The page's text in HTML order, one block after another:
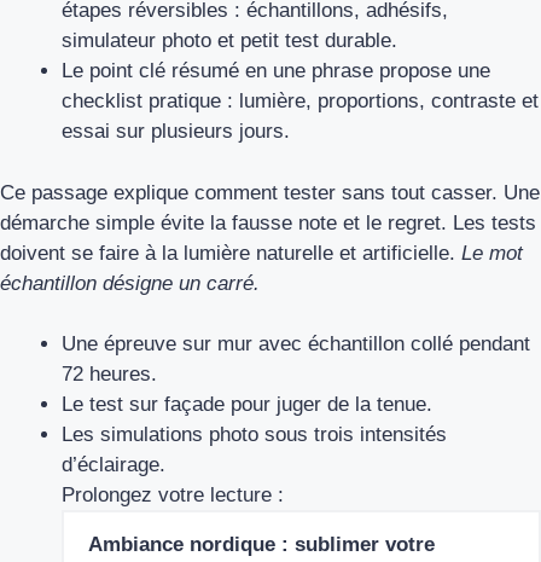
étapes réversibles : échantillons, adhésifs,
simulateur photo et petit test durable.
Le point clé résumé en une phrase propose une
checklist pratique : lumière, proportions, contraste et
essai sur plusieurs jours.
Ce passage explique comment tester sans tout casser. Une
démarche simple évite la fausse note et le regret. Les tests
doivent se faire à la lumière naturelle et artificielle. Le mot
échantillon désigne un carré.
Une épreuve sur mur avec échantillon collé pendant
72 heures.
Le test sur façade pour juger de la tenue.
Les simulations photo sous trois intensités
d’éclairage.
Prolongez votre lecture :
Ambiance nordique : sublimer votre